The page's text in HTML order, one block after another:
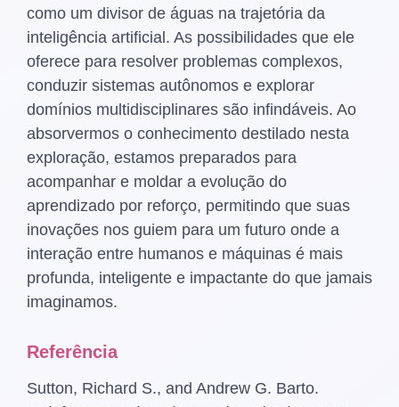
como um divisor de águas na trajetória da
inteligência artificial. As possibilidades que ele
oferece para resolver problemas complexos,
conduzir sistemas autônomos e explorar
domínios multidisciplinares são infindáveis. Ao
absorvermos o conhecimento destilado nesta
exploração, estamos preparados para
acompanhar e moldar a evolução do
aprendizado por reforço, permitindo que suas
inovações nos guiem para um futuro onde a
interação entre humanos e máquinas é mais
profunda, inteligente e impactante do que jamais
imaginamos.
Referência
Sutton, Richard S., and Andrew G. Barto.